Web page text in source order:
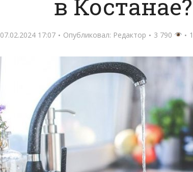
в Костанае?
07.02.2024 17:07 Опубликовал: Редактор 3 790